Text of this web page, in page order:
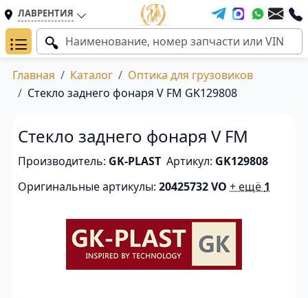
ЛАВРЕНТИЯ
Главная Каталог
Оптика для грузовиков
Стекло заднего фонаря V FM GK129808
Стекло заднего фонаря V FM
Производитель: GK-PLAST Артикул: GK129808
Оригинальные артикулы: 20425732 VO + ещё 1